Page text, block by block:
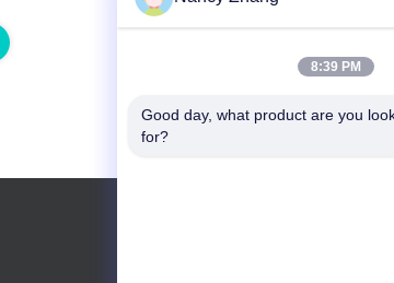
8:39 PM
Good day, what product are you
for?